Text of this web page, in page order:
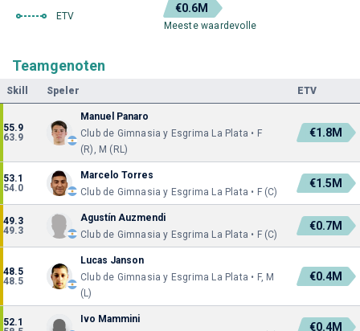
ETV
€0.6M
Meeste waardevolle
Teamgenoten
Skill Speler ETV
55.9
63.9
Manuel Panaro
Club de Gimnasia y Esgrima La Plata • F
(R), M (RL)
€1.8M
53.1
54.0
Marcelo Torres
Club de Gimnasia y Esgrima La Plata • F (C)
€1.5M
49.3
49.3
Agustín Auzmendi
Club de Gimnasia y Esgrima La Plata • F (C)
€0.7M
48.5
48.5
Lucas Janson
Club de Gimnasia y Esgrima La Plata • F, M
(L)
€0.4M
52.1
Ivo Mammini
€0.4M